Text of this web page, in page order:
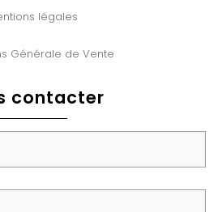
légales
Générale de Vente
contacter